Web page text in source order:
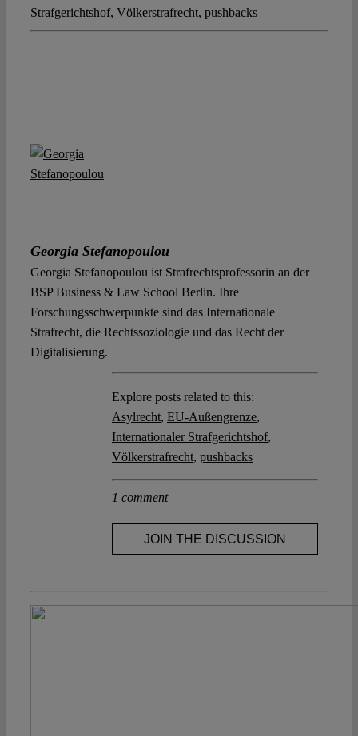
Strafgerichtshof, Völkerstrafrecht, pushbacks
Georgia Stefanopoulou
Georgia Stefanopoulou ist Strafrechtsprofessorin an der
BSP Business & Law School Berlin. Ihre
Forschungsschwerpunkte sind das Internationale
Strafrecht, die Rechtssoziologie und das Recht der
Digitalisierung.
Explore posts related to this:
Asylrecht, EU-Außengrenze,
Internationaler Strafgerichtshof,
Völkerstrafrecht, pushbacks
1 comment
JOIN THE DISCUSSION